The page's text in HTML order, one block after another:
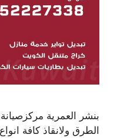
بنشر العمرية
الطرق ولانقاذ كافة